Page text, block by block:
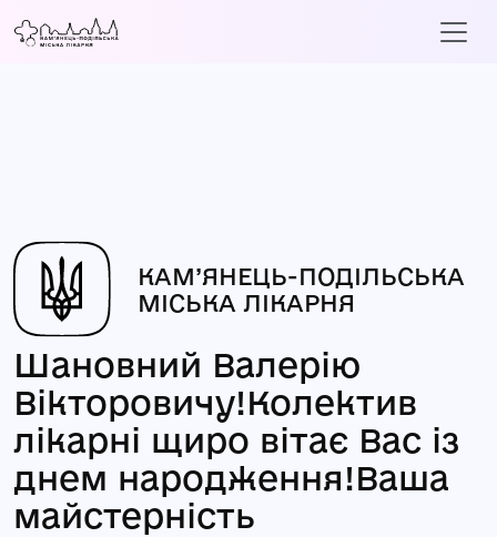
КАМ’ЯНЕЦЬ-ПОДІЛЬСЬКА
МІСЬКА ЛІКАРНЯ
Шановний Валерію
Вікторовичу!Колектив
лікарні щиро вітає Вас із
днем народження!Ваша
майстерність